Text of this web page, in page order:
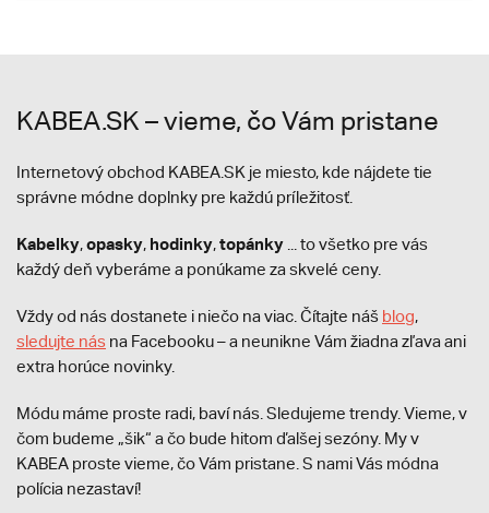
KABEA.SK – vieme, čo Vám pristane
Internetový obchod KABEA.SK je miesto, kde nájdete tie
správne módne doplnky pre každú príležitosť.
Kabelky,opasky, hodinky,topánky ... to všetko pre vás
každý deň vyberáme a ponúkame za skvelé ceny.
Vždy od nás dostanete i niečo na viac. Čítajte náš blog,
sledujte nás na Facebooku – a neunikne Vám žiadna zľava ani
extra horúce novinky.
Módu máme proste radi, baví nás. Sledujeme trendy. Vieme, v
čom budeme „šik“ a čo bude hitom ďalšej sezóny. My v
KABEA proste vieme, čo Vám pristane. S nami Vás módna
polícia nezastaví!